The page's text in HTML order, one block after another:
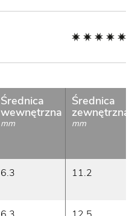
Średnica
wewnętrzna
mm
Średnica
zewnętrzna
mm
6.3 11.2